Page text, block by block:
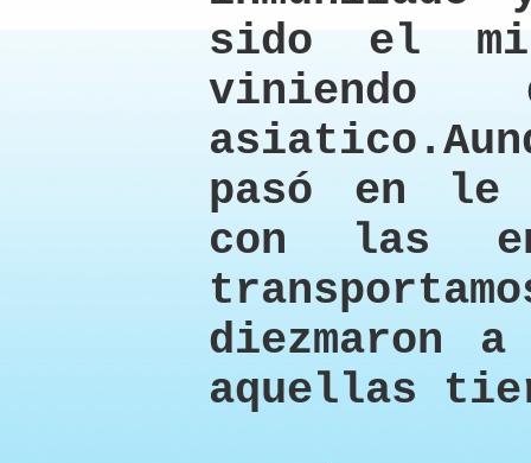
sido el
pasó en
con las
diezmaron
aquellas